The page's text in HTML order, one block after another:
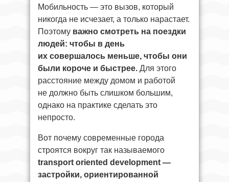
Мобильность — это вызов, который
никогда не исчезает, а только нарастает.
Поэтому важно смотреть на поездки
людей: чтобы в день
их совершалось меньше, чтобы они
были короче и быстрее. Для этого
расстояние между домом и работой
не должно быть слишком большим,
однако на практике сделать это
непросто.
Вот почему современные города
строятся вокруг так называемого
transport oriented development —
застройки, ориентированной